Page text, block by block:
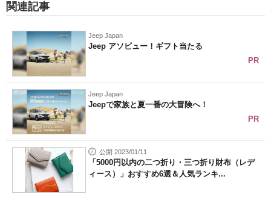
関連記事
Jeep Japan
Jeep アソビュー！ギフト当たる
PR
Jeep Japan
Jeepで家族と夏一番の大冒険へ！
PR
公開 2023/01/11
「5000円以内の二つ折り・三つ折り財布（レデ
ィース）」おすすめ6選＆人気ランキ...